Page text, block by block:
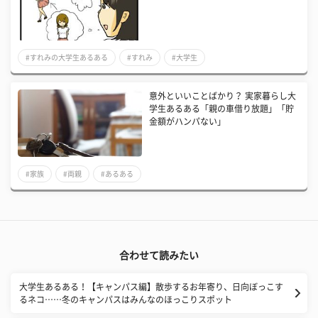
#すれみの大学生あるある #すれみ #大学生
意外といいことばかり？ 実家暮らし大
学生あるある「親の車借り放題」「貯
金額がハンパない」
#家族 #両親 #あるある
合わせて読みたい
大学生あるある！【キャンパス編】散歩するお年寄り、日向ぼっこす
るネコ……冬のキャンパスはみんなのほっこりスポット